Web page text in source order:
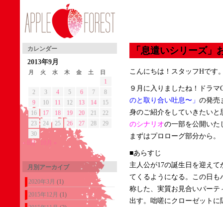
カレンダー
2013年9月
月 火 水 木 金 土 日
1
2
3 4 5 6 7
8
9
10 11 12 13 14
15
16
17 18 19 20 21
22
23
24 25 26 27 28
29
30
« 8月
10月 »
月別アーカイブ
2020年3月 (1)
2015年12月 (1)
「息遣いシリーズ」
こんにちは！スタッフHです
９月に入りましたね！ドラマ
のと取り合い吐息〜」 の発売
身のご紹介をしていきたい
のシナリオの一部を公開いた
まずはプロローグ部分から。
■あらすじ
主人公が17の誕生日を迎え
てくるようになる。この日
称した、実質お見合いパー
出す。咄嗟にクローゼット